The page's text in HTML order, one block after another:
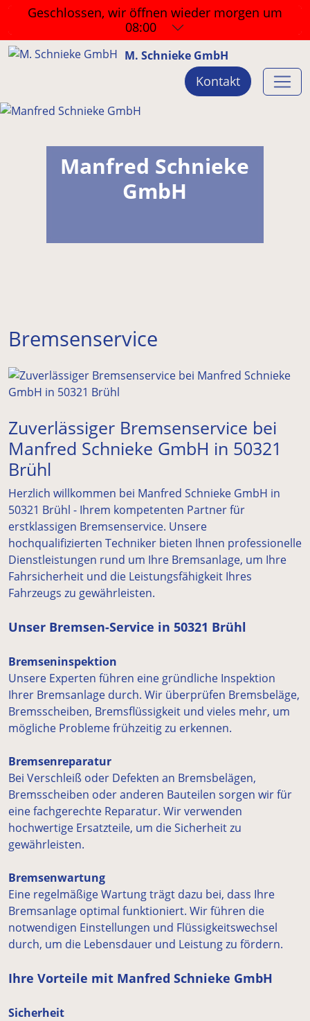
Geschlossen, wir öffnen wieder morgen um
08:00
M. Schnieke GmbH
Kontakt
Manfred Schnieke
GmbH
Bremsenservice
Zuverlässiger Bremsenservice bei
Manfred Schnieke GmbH in 50321
Brühl
Herzlich willkommen bei Manfred Schnieke GmbH in
50321 Brühl - Ihrem kompetenten Partner für
erstklassigen Bremsenservice. Unsere
hochqualifizierten Techniker bieten Ihnen professionelle
Dienstleistungen rund um Ihre Bremsanlage, um Ihre
Fahrsicherheit und die Leistungsfähigkeit Ihres
Fahrzeugs zu gewährleisten.
Unser Bremsen-Service in 50321 Brühl
Bremseninspektion
Unsere Experten führen eine gründliche Inspektion
Ihrer Bremsanlage durch. Wir überprüfen Bremsbeläge,
Bremsscheiben, Bremsflüssigkeit und vieles mehr, um
mögliche Probleme frühzeitig zu erkennen.
Bremsenreparatur
Bei Verschleiß oder Defekten an Bremsbelägen,
Bremsscheiben oder anderen Bauteilen sorgen wir für
eine fachgerechte Reparatur. Wir verwenden
hochwertige Ersatzteile, um die Sicherheit zu
gewährleisten.
Bremsenwartung
Eine regelmäßige Wartung trägt dazu bei, dass Ihre
Bremsanlage optimal funktioniert. Wir führen die
notwendigen Einstellungen und Flüssigkeitswechsel
durch, um die Lebensdauer und Leistung zu fördern.
Ihre Vorteile mit Manfred Schnieke GmbH
Sicherheit